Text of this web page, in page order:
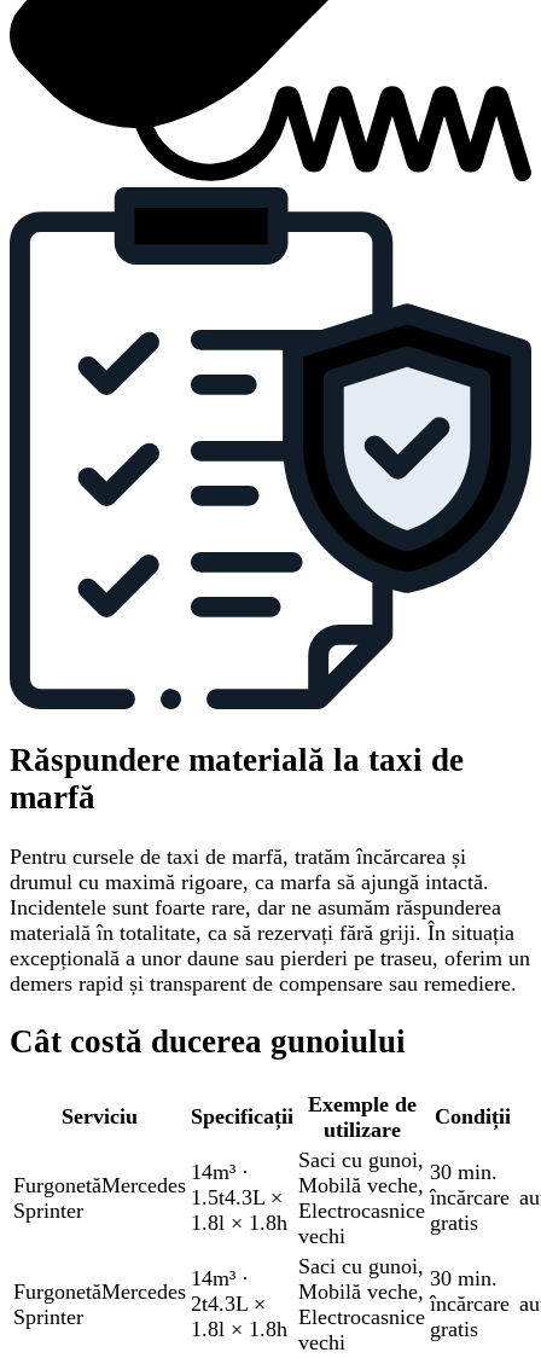
Răspundere materială la taxi de
marfă
Pentru cursele de taxi de marfă, tratăm încărcarea și
drumul cu maximă rigoare, ca marfa să ajungă intactă.
Incidentele sunt foarte rare, dar ne asumăm răspunderea
materială în totalitate, ca să rezervați fără griji. În situația
excepțională a unor daune sau pierderi pe traseu, oferim un
demers rapid și transparent de compensare sau remediere.
Cât costă ducerea gunoiului
Serviciu Specificații
Exemple de
utilizare
Condiții
FurgonetăMercedes
Sprinter
14m³ ·
1.5t4.3L ×
1.8l × 1.8h
Saci cu gunoi,
Mobilă veche,
Electrocasnice
vechi
30 min.
încărcare
gratis
FurgonetăMercedes
Sprinter
14m³ ·
2t4.3L ×
1.8l × 1.8h
Saci cu gunoi,
Mobilă veche,
Electrocasnice
vechi
30 min.
încărcare
gratis